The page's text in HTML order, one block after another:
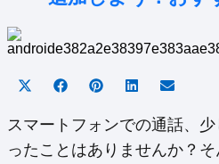
Share
X
(Twitter)
Share
Facebook
Share
Pinterest
Share
LinkedInEmail
スマートフォンでの通話、
ったことはありませんか？